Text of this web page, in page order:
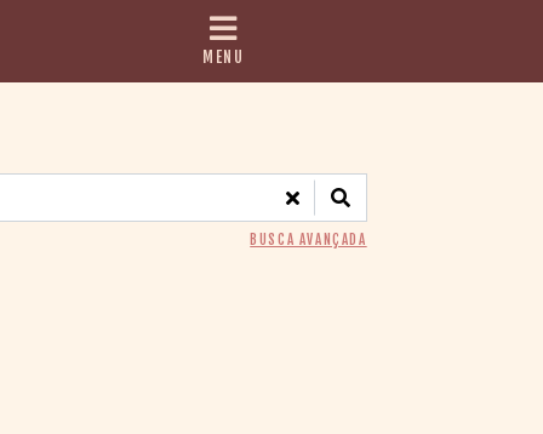
MENU
BUSCA AVANÇADA